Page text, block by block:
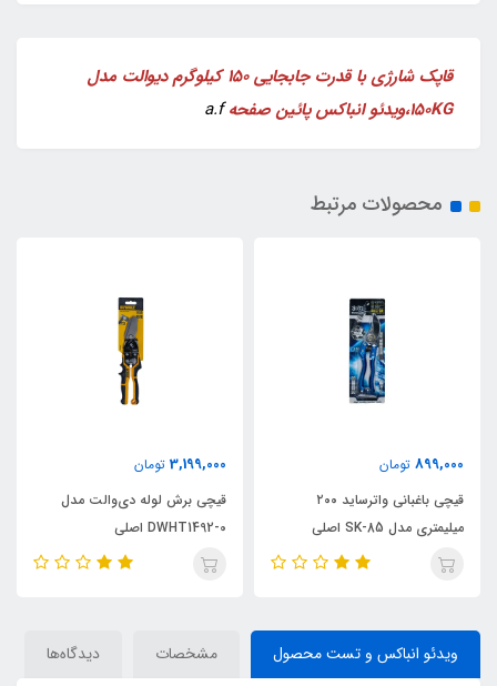
قاپک شارژی با قدرت جابجایی 150 کیلوگرم دیوالت مدل
150KG،ویدئو انباکس پائین صفحه
a.f
محصولات مرتبط
899,000 تومان
قیچی باغبانی واترساید ۲۰۰
میلیمتری مدل SK-85 اصلی
3,199,000 تومان
قیچی برش لوله دی‌والت مدل
DWHT1492-0 اصلی
ویدئو انباکس و تست محصول مشخصات دیدگاه‌ها